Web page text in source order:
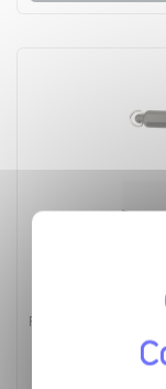
Fusil 25 cm lame